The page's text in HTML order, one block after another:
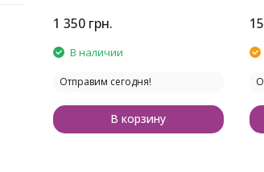
1 350 грн.
В наличии
Отправим сегодня!
В корзину